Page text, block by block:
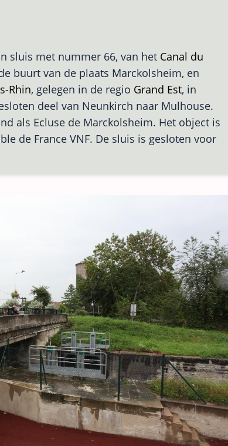
sluis met nummer 66, van het Canal du
buurt van de plaats Marckolsheim, en
Rhin, gelegen in de regio Grand Est, in
deel van Neunkirch naar Mulhouse.
als Ecluse de Marckolsheim. Het object is
de France VNF. De sluis is gesloten voor